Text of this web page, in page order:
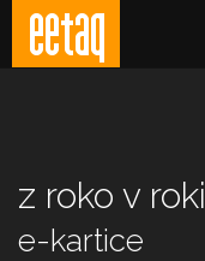
z roko v roki
e-kartice